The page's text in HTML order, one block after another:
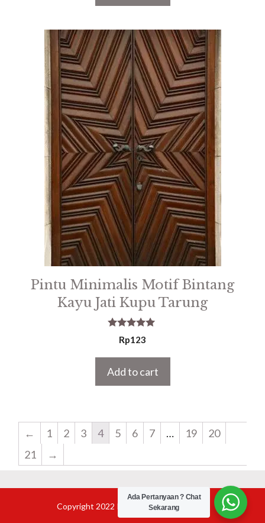
Pintu Minimalis Motif Bintang
Kayu Jati Kupu Tarung
5.00
out of 5
Rp123
Add to cart
← 1 2 3 4 5 6 7 … 19
20
21
→
Copyright 2022 Product Furniture Jepara
Ada Pertanyaan ? Chat
Sekarang